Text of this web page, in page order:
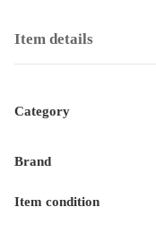
Item details
Category
Brand
Item condition